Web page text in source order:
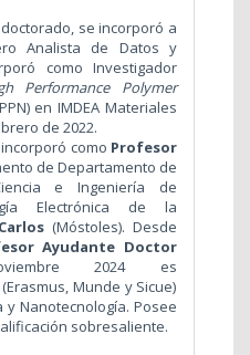
se incorporó a
Analista de Datos y
como Investigador
Performance Polymer
en IMDEA Materiales
de 2022.
como Profesor
de Departamento de
e Ingeniería de
Electrónica de la
(Móstoles). Desde
Ayudante Doctor
2024 es
(Erasmus, Munde y Sicue)
Nanotecnología. Posee
sobresaliente.